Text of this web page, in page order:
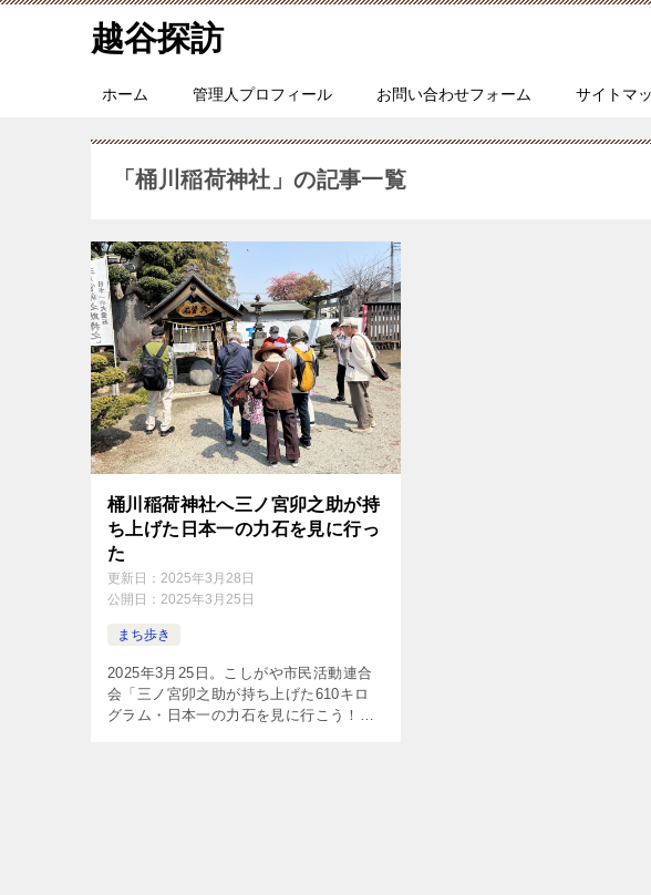
越谷探訪
ホーム 管理人プロフィール お問い合わせフォーム サイトマ
「桶川稲荷神社」の記事一覧
桶川稲荷神社へ三ノ宮卯之助が持
ち上げた日本一の力石を見に行っ
た
更新日： 2025年3月28日
公開日： 2025年3月25日
まち歩き
2025年3月25日。こしがや市民活動連合
会「三ノ宮卯之助が持ち上げた610キロ
グラム・日本一の力石を見に行こう！」